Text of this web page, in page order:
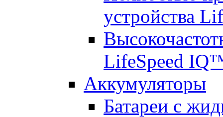
устройства
LifeSpeed
Аккумуляторы
Батареи с